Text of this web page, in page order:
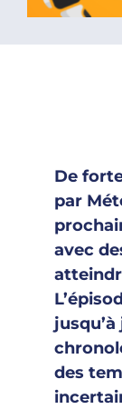
De
par
avec
des